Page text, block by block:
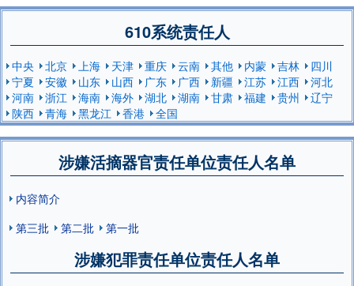
610系统责任人
中央 北京 上海 天津 重庆 云南 其他 内蒙 吉林
四川
宁夏
安徽 山东 山西 广东 广西 新疆 江苏 江西
河北
河南
浙江 海南 海外 湖北 湖南 甘肃 福建 贵州
辽宁
陕西
青海 黑龙江 香港 全国
涉嫌活摘器官责任单位责任人名单
内容简介
第三批
第二批 第一批
涉嫌犯罪责任单位责任人名单